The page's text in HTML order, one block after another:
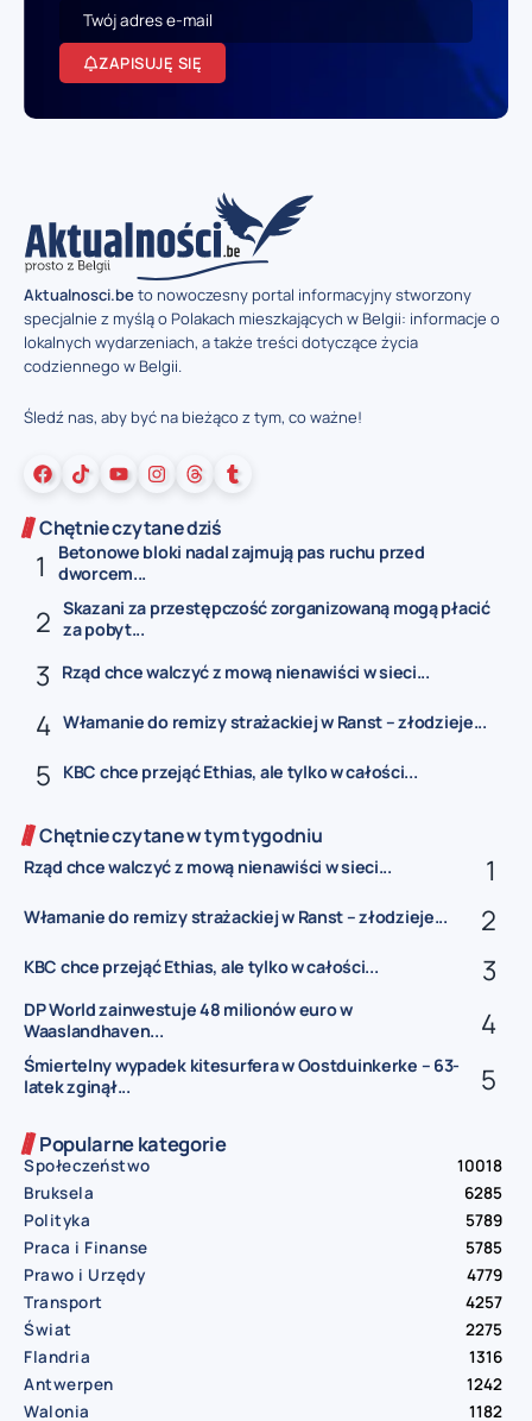
ZAPISUJĘ SIĘ
Aktualnosci.beto nowoczesny portal informacyjny stworzony
specjalnie z myślą o Polakach mieszkających w Belgii: informacje o
lokalnych wydarzeniach, a także treści dotyczące życia
codziennego w Belgii.
Śledź nas, aby być na bieżąco z tym, co ważne!
Chętnie czytane dziś
Betonowe bloki nadal zajmują pas ruchu przed
dworcem...
Skazani za przestępczość zorganizowaną mogą płacić
za pobyt...
Rząd chce walczyć z mową nienawiści w sieci...
Włamanie do remizy strażackiej w Ranst – złodzieje...
KBC chce przejąć Ethias, ale tylko w całości...
Chętnie czytane w tym tygodniu
Rząd chce walczyć z mową nienawiści w sieci...
Włamanie do remizy strażackiej w Ranst – złodzieje...
KBC chce przejąć Ethias, ale tylko w całości...
DP World zainwestuje 48 milionów euro w
Waaslandhaven...
Śmiertelny wypadek kitesurfera w Oostduinkerke – 63-
latek zginął...
Popularne kategorie
Społeczeństwo
10018
Bruksela
6285
Polityka
5789
Praca i Finanse
5785
Prawo i Urzędy
4779
Transport
4257
Świat
2275
Flandria
1316
Antwerpen
1242
Walonia
1182